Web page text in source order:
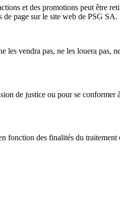
et des promotions peut être
de page sur le site web de PSG SA.
vendra pas, ne les louera pas,
de justice ou pour se conformer
fonction des finalités du